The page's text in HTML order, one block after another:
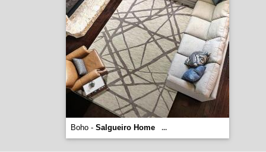
Boho - Salgueiro Home ...